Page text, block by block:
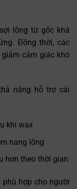
lông từ gốc khá
Đồng thời, các
cảm giác khó
năng hỗ trợ cải
khi wax
nang lông
hơn theo thời gian
phù hợp cho người